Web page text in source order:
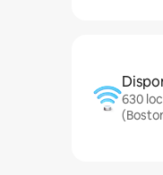
630